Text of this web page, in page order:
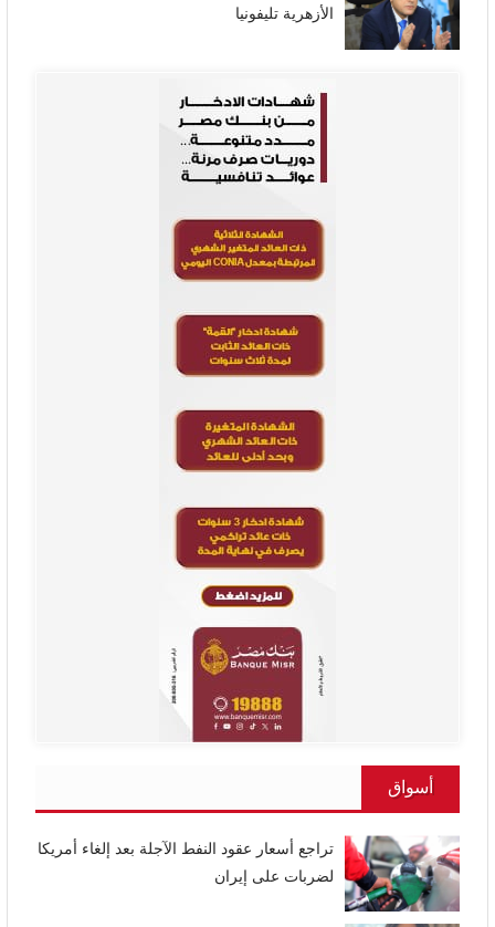
الأزهرية تليفونيا
أسواق
تراجع أسعار عقود النفط الآجلة بعد إلغاء أمريكا
لضربات على إيران